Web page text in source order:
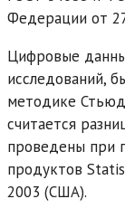
Федерации от
Цифровые
исследований,
методике
считается
проведены при
продуктов
2003 (США).